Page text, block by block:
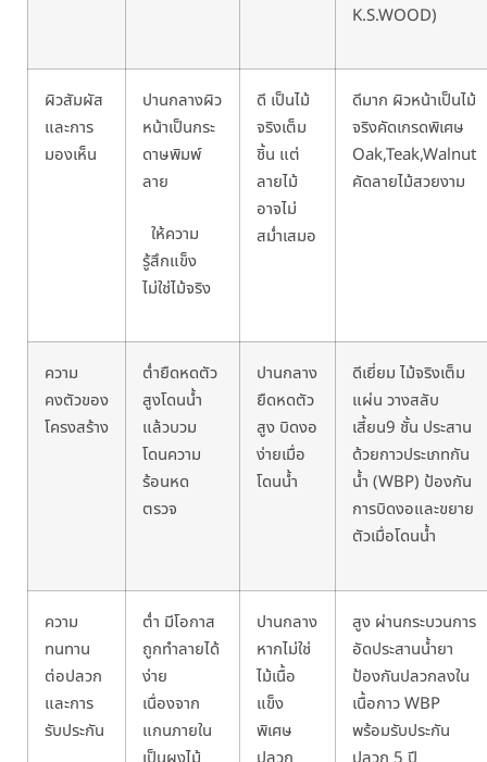
K.S.WOOD)
ผิวสัมผัส
และการ
มองเห็น
ปานกลางผิว
หน้าเป็นกระ
ดาษพิมพ์
ลาย
ให้ความ
รู้สึกแข็ง
ไม่ใช่ไม้จริง
ดี เป็นไม้
จริงเต็ม
ชิ้น แต่
ลายไม้
อาจไม่
สม่ำเสมอ
ดีมาก ผิวหน้าเป็นไม้
จริงคัดเกรดพิเศษ
Oak,Teak,Walnut
คัดลายไม้สวยงาม
ความ
คงตัวของ
โครงสร้าง
ต่ำยืดหดตัว
สูงโดนน้ำ
แล้วบวม
โดนความ
ร้อนหด
ตรวจ
ปานกลาง
ยืดหดตัว
สูง บิดงอ
ง่ายเมื่อ
โดนน้ำ
ดีเยี่ยม ไม้จริงเต็ม
แผ่น วางสลับ
เสี้ยน9 ชั้น ประสาน
ด้วยกาวประเภทกัน
น้ำ (WBP) ป้องกัน
การบิดงอและขยาย
ตัวเมื่อโดนน้ำ
ความ
ทนทาน
ต่อปลวก
และการ
รับประกัน
ต่ำ มีโอกาส
ถูกทำลายได้
ง่าย
เนื่องจาก
แกนภายใน
เป็นผงไม้
ปานกลาง
หากไม่ใช่
ไม้เนื้อ
แข็ง
พิเศษ
ปลวก
สูง ผ่านกระบวนการ
อัดประสานน้ำยา
ป้องกันปลวกลงใน
เนื้อกาว WBP
พร้อมรับประกัน
ปลวก 5 ปี